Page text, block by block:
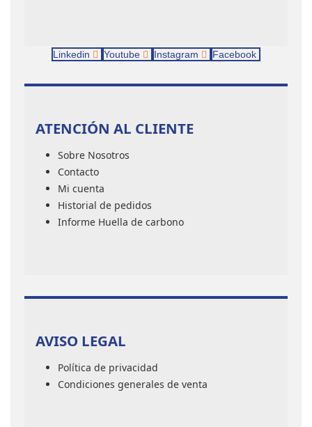
Linkedin Youtube Instagram Facebook
ATENCIÓN AL CLIENTE
Sobre Nosotros
Contacto
Mi cuenta
Historial de pedidos
Informe Huella de carbono
AVISO LEGAL
Política de privacidad
Condiciones generales de venta